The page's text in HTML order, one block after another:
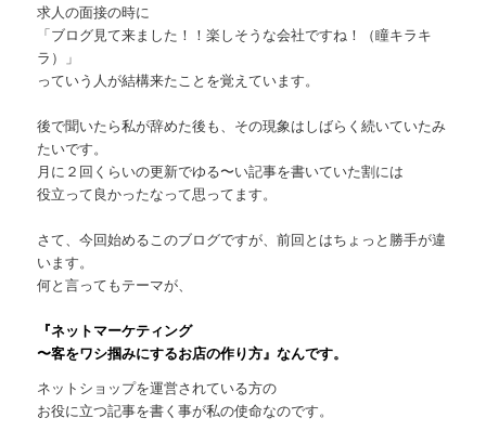
求人の面接の時に
「ブログ見て来ました！！楽しそうな会社ですね！（瞳キラキ
ラ）」
っていう人が結構来たことを覚えています。
後で聞いたら私が辞めた後も、その現象はしばらく続いていたみ
たいです。
月に２回くらいの更新でゆる〜い記事を書いていた割には
役立って良かったなって思ってます。
さて、今回始めるこのブログですが、前回とはちょっと勝手が違
います。
何と言ってもテーマが、
『ネットマーケティング
〜客をワシ掴みにするお店の作り方』なんです。
ネットショップを運営されている方の
お役に立つ記事を書く事が私の使命なのです。